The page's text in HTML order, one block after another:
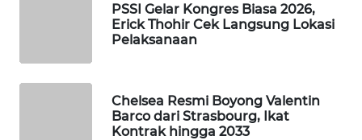
PSSI Gelar Kongres Biasa 2026,
Erick Thohir Cek Langsung Lokasi
Pelaksanaan
Chelsea Resmi Boyong Valentin
Barco dari Strasbourg, Ikat
Kontrak hingga 2033
WAHANANEWS